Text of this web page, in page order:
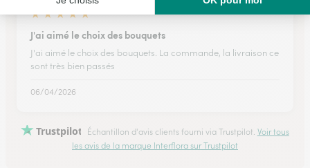
★ ★ ★ ★ ★
J'ai aimé le choix des bouquets
J'ai aimé le choix des bouquets. La commande, la livraison ce
sont très bien passés
06/04/2026
Trustpilot Échantillon d'avis clients fourni via Trustpilot. Voir tous
les avis de la marque Interflora sur Trustpilot